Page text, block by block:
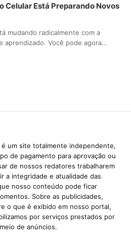
Celular Está Preparando Novos
mudando radicalmente com a
aprendizado. Você pode agora…
é um site totalmente independente,
de pagamento para aprovação ou
de nossos redatores trabalharem
a integridade e atualidade das
nosso conteúdo pode ficar
Sobre as publicidades,
o que é exibido em nosso portal,
por serviços prestados por
de anúncios.